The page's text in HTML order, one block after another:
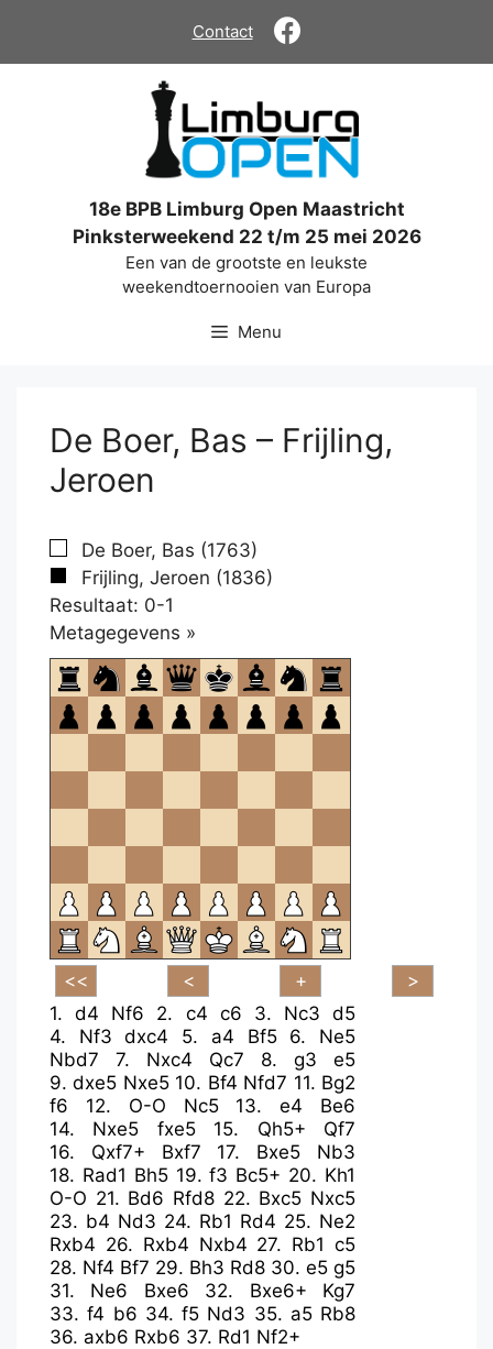
de
Contact
18e BPB Limburg Open Maastricht
Pinksterweekend 22 t/m 25 mei 2026
Een van de grootste en leukste
weekendtoernooien van Europa
Menu
De Boer, Bas – Frijling,
Jeroen
De Boer, Bas (1763)
Frijling, Jeroen (1836)
Resultaat: 0-1
Metagegevens »
om
te
openen.
1.d4 Nf6 2. c4 c6 3. Nc3 d5
4. Nf3 dxc4 5. a4 Bf5 6. Ne5
Nbd7
7. Nxc4 Qc7 8. g3
e5
9.dxe5 Nxe5 10. Bf4 Nfd7 11. Bg2
f6
12. O-O Nc5 13.e4
Be6
14. Nxe5 fxe5 15. Qh5+
Qf7
16. Qxf7+ Bxf7 17. Bxe5
Nb3
18. Rad1 Bh5 19.f3 Bc5+ 20. Kh1
O-O 21. Bd6 Rfd8 22. Bxc5 Nxc5
23. b4 Nd3 24. Rb1 Rd4 25. Ne2
Rxb4 26. Rxb4 Nxb4 27. Rb1 c5
28. Nf4 Bf7 29. Bh3 Rd8 30. e5 g5
31. Ne6 Bxe6 32. Bxe6+
Kg7
33.f4 b6 34. f5 Nd3 35. a5 Rb8
36. axb6 Rxb6 37. Rd1 Nf2+